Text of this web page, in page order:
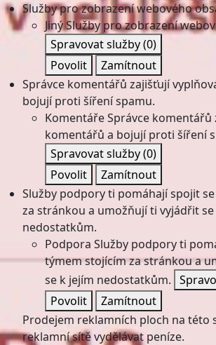
Služby pro zobrazení webového
JinýSlužby pro zobrazení
Spravovat služby(0)
Povolit
Zamítnout
Správce komentářů zajišťují
bojují proti šíření spamu.
KomentářeSprávce
komentářů a bojují proti šíření
Spravovat služby(0)
Povolit
Zamítnout
Služby podpory ti pomáhají spojit
za stránkou a umožňují ti vyjádřit
nedostatkům.
Podpora Služby podpory ti
týmem stojícím za stránkou a
se k jejím nedostatkům.
Povolit
Zamítnout
Prodejem reklamních ploch na této
reklamní sítě vydělávat peníze.